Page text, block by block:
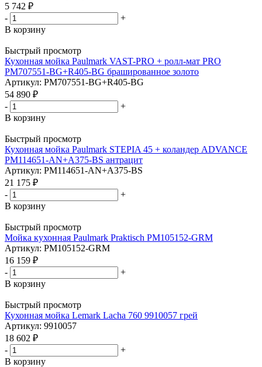
5 742 ₽
-
+
В корзину
Быстрый просмотр
Кухонная мойка Paulmark VAST-PRO + ролл-мат PRO
PM707551-BG+R405-BG брашированное золото
Артикул: PM707551-BG+R405-BG
54 890 ₽
-
+
В корзину
Быстрый просмотр
Кухонная мойка Paulmark STEPIA 45 + коландер ADVANCE
PM114651-AN+A375-BS антрацит
Артикул: PM114651-AN+A375-BS
21 175 ₽
-
+
В корзину
Быстрый просмотр
Мойка кухонная Paulmark Praktisch PM105152-GRM
Артикул: PM105152-GRM
16 159 ₽
-
+
В корзину
Быстрый просмотр
Кухонная мойка Lemark Lacha 760 9910057 грей
Артикул: 9910057
18 602 ₽
-
+
В корзину